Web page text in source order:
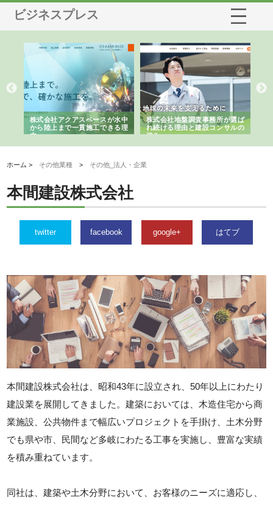
ビジネスプレス
株式会社アクアスペースが水中
から陸上まで一貫施工できる理
由
株式会社地盤調査事務所が選ば
れ続ける理由と建設コンサルの
強み
ホーム > その他業種 > その他_法人・企業
本間建設株式会社
twitter facebook google+ はてブ
本間建設株式会社は、昭和43年に設立され、50年以上にわたり
建設業を展開してきました。建築においては、木造住宅から商
業施設、公共物件まで幅広いプロジェクトを手掛け、土木分野
でも県や市、民間など多岐にわたる工事を実施し、豊富な実績
を積み重ねています。
同社は、建築や土木分野において、お客様のニーズに適応し、